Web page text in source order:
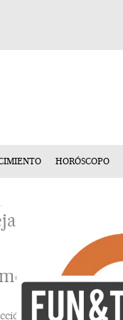
HORÓSCOPO